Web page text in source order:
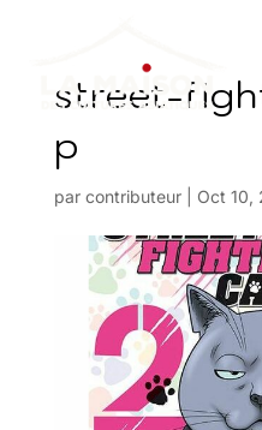
street-
p
par contributeur| Oct 10,